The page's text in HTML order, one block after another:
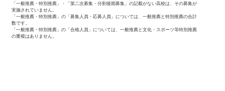
「一般推薦・特別推薦」・「第二次募集・分割後期募集」の記載がない高校は、その募集が
実施されていません。
「一般推薦・特別推薦」の「募集人員・応募人員」については、一般推薦と特別推薦の合計
数です。
「一般推薦・特別推薦」の「合格人員」については、一般推薦と文化・スポーツ等特別推薦
の重複はありません。